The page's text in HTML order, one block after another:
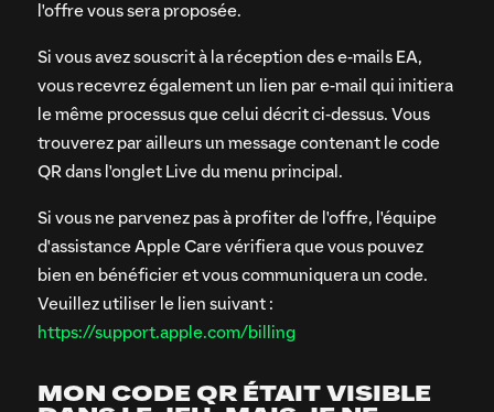
l'offre vous sera proposée.
Si vous avez souscrit à la réception des e-mails EA,
vous recevrez également un lien par e-mail qui initiera
le même processus que celui décrit ci-dessus. Vous
trouverez par ailleurs un message contenant le code
QR dans l'onglet Live du menu principal.
Si vous ne parvenez pas à profiter de l'offre, l'équipe
d'assistance Apple Care vérifiera que vous pouvez
bien en bénéficier et vous communiquera un code.
Veuillez utiliser le lien suivant :
https://support.apple.com/billing
MON CODE QR ÉTAIT VISIBLE